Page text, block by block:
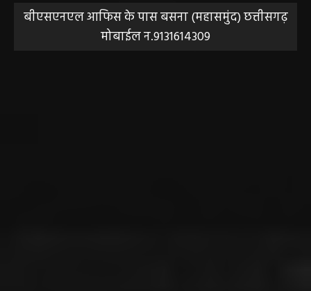
बीएसएनएल आफिस के पास बसना (महासमुंद) छत्तीसगढ़
मोबाईल न.9131614309